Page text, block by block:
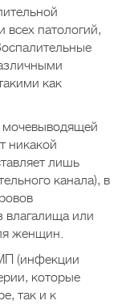
патологий,
как
мочевыводящей
никакой
лишь
канала), в
влагалища или
женщин.
(инфекции
которые
так и к